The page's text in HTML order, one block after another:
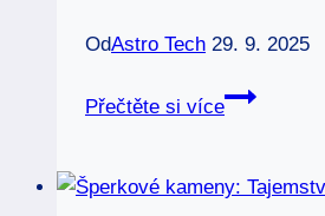
OdAstro Tech 29. 9. 2025
Přečtěte si více
Keltské
Starodávná